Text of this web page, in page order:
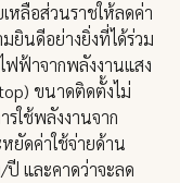
หลือส่วนราชให้ลดค่า
ยินดีอย่างยิ่งที่ได้ร่วม
ฟฟ้าจากพลังงานแสง
ขนาดติดตั้งไม่
รใช้พลังงานจาก
ยัดค่าใช้จ่ายด้าน
และคาดว่าจะลด